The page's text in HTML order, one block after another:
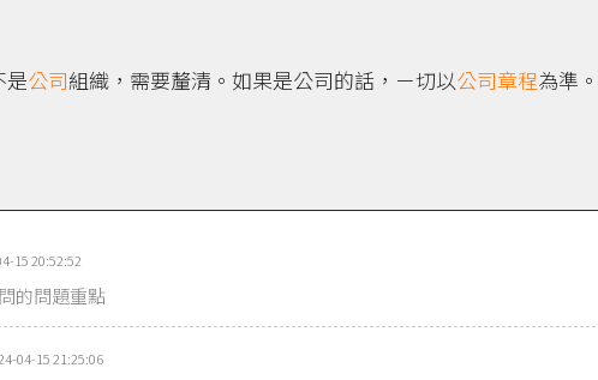
是公司組織，需要釐清。如果是公司的話，ㄧ切以公司章程為準。
15 20:52:52
的問題重點
04-15 21:25:06